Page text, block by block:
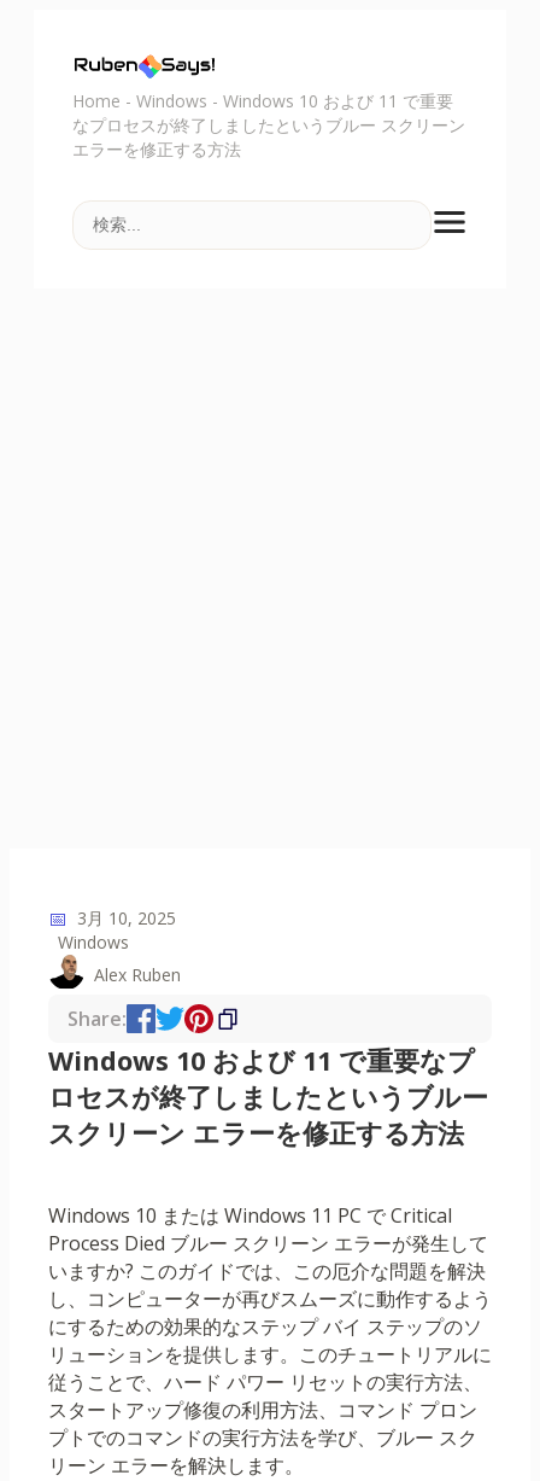
Home - Windows - Windows 10 および 11 で重要
なプロセスが終了しましたというブルー スクリーン
エラーを修正する方法
📅 3月 10, 2025
Windows
Alex Ruben
Share:
Windows 10 および 11 で重要なプ
ロセスが終了しましたというブルー
スクリーン エラーを修正する方法
Windows 10 または Windows 11 PC で Critical
Process Died ブルー スクリーン エラーが発生して
いますか? このガイドでは、この厄介な問題を解決
し、コンピューターが再びスムーズに動作するよう
にするための効果的なステップ バイ ステップのソ
リューションを提供します。このチュートリアルに
従うことで、ハード パワー リセットの実行方法、
スタートアップ修復の利用方法、コマンド プロン
プトでのコマンドの実行方法を学び、ブルー スク
リーン エラーを解決します。